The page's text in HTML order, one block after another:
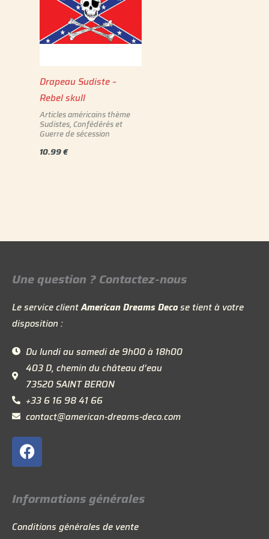
Drapeau Sudiste –
Rebel skull
Articles américains thème
Sudistes, Confédérés et
Guerre de sécession
10.99€
Une question ? Contactez-nous
Le service clientAmerican Dreams Decose tient à votre
disposition :
Du lundi au samedi de 9h00 à 18h00
403 D, chemin du château d’eau
73520 SAINT BERON
+33 6 16 98 41 66
contact@american-dreams-deco.com
F
a
c
e
b
o
o
Informations générales
Conditions générales de vente